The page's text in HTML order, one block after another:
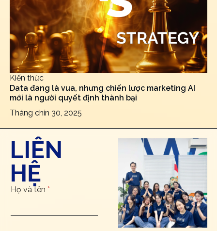
Kiến thức
FMCG/F&B cao cấp: Tăng trưởng không thể dựa
mãi vào người giàu
Tháng mười 15, 2025
Kiến thức
Data đang là vua, nhưng chiến lược marketing AI